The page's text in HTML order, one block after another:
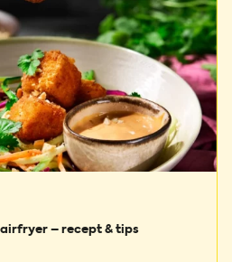
– recept & tips